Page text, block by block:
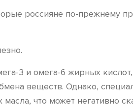
россияне по-прежнему
3 и омега-6 жирных
веществ. Однако,
что может негативно